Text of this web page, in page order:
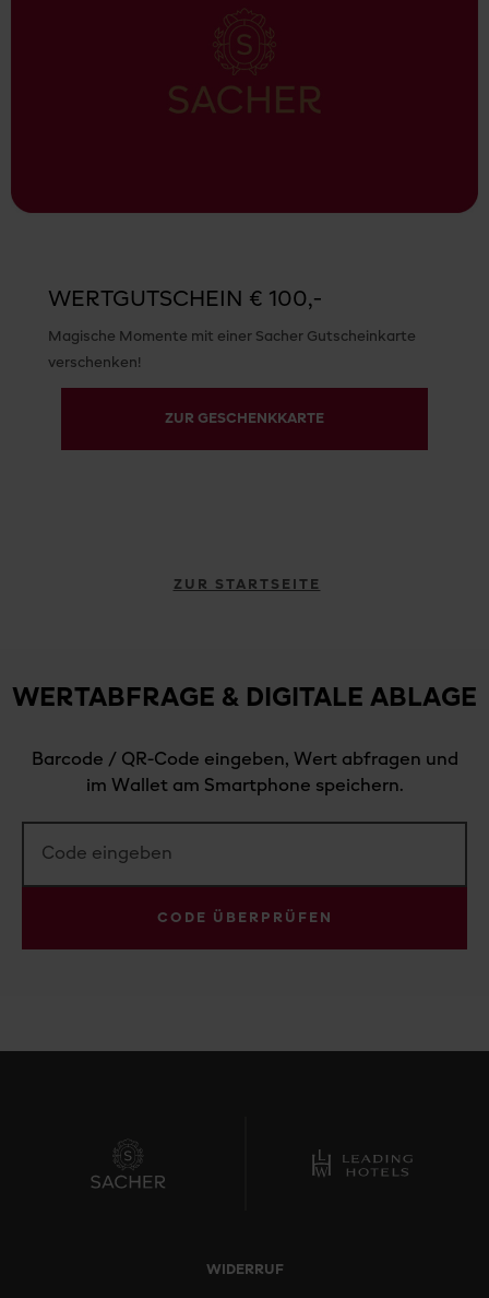
WERTGUTSCHEIN € 100,-
Magische Momente mit einer Sacher Gutscheinkarte
verschenken!
ZUR GESCHENKKARTE
ZUR STARTSEITE
WERTABFRAGE & DIGITALE ABLAGE
Barcode / QR-Code eingeben, Wert abfragen und
im Wallet am Smartphone speichern.
CODE ÜBERPRÜFEN
WIDERRUF